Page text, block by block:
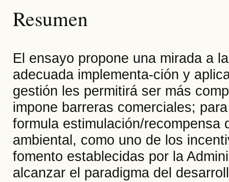
Resumen
El ensayo propone una mirada a
adecuada implementa-ción y
gestión les permitirá ser más
impone barreras comerciales;
formula estimulación/recompensa
ambiental, como uno de los
fomento establecidas por la
alcanzar el paradigma del